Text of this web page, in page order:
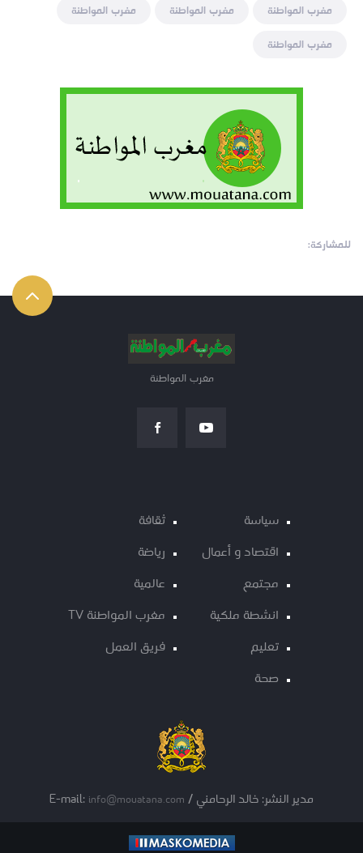
مغرب المواطنة
مغرب المواطنة
مغرب المواطنة
مغرب المواطنة
للمشاركة:
مغرب المواطنة
سياسة
اقتصاد و أعمال
مجتمع
انشطة ملكية
تعليم
صحة
ثقافة
رياضة
عالمية
مغرب المواطنة TV
فريق العمل
مدير النشر: خالد الرحامني / E-mail: info@mouatana.com